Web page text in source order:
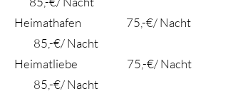
Heimathafen 75,-€/ Nacht
85,-€/ Nacht
Heimatliebe 75,-€/ Nacht
85,-€/ Nacht